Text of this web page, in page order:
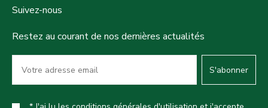
Suivez-nous
Restez au courant de nos dernières actualités
S'abonner